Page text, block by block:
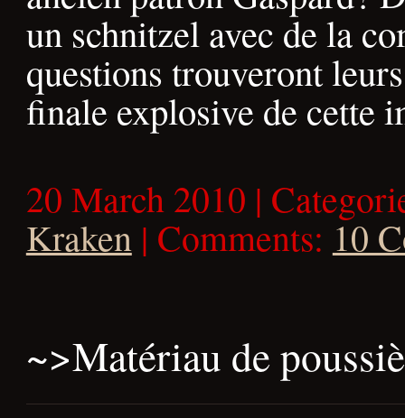
un schnitzel avec de la
questions trouveront
finale explosive de cette
20 March 2010 |
Kraken| Comments: 10
~>Matériau de